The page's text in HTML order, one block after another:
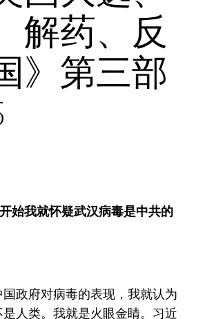
解药、反
》第三部
始我就怀疑武汉病毒是中共的
政府对病毒的表现，我就认为
人类。我就是火眼金睛。习近